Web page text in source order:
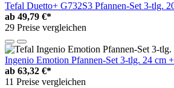
Tefal Duetto+ G732S3 Pfannen-Set 3-tlg.
ab 49,79 €*
29 Preise vergleichen
Ingenio Emotion Pfannen-Set 3-tlg. 24 cm
ab 63,32 €*
11 Preise vergleichen